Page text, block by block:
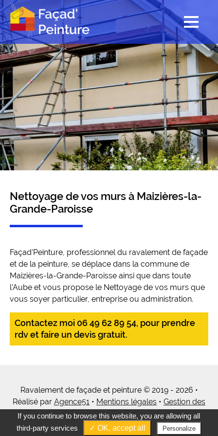
Nettoyage de vos murs à Maizières-la-
Grande-Paroisse
Façad'Peinture, professionnel du ravalement de façade
et de la peinture, se déplace dans la commune de
Maizières-la-Grande-Paroisse ainsi que dans toute
l'Aube et vous propose le Nettoyage de vos murs que
vous soyer particulier, entreprise ou administration.
Contactez moi 06 49 62 89 54, pour prendre
rdv et faire un devis gratuit.
Ravalement de façade et peinture © 2019 - 2026 •
Réalisé par Agence51 • Mentions légales • Gestion des
cookies•Tous mes services
If you continue to browse this website, you are allowing all
third-party services
✓ OK, accept all Personalize